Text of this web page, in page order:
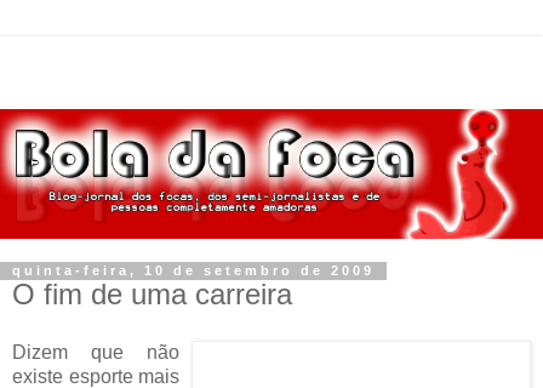
quinta-feira, 10 de setembro de 2009
O fim de uma carreira
Dizem que não
existe esporte mais